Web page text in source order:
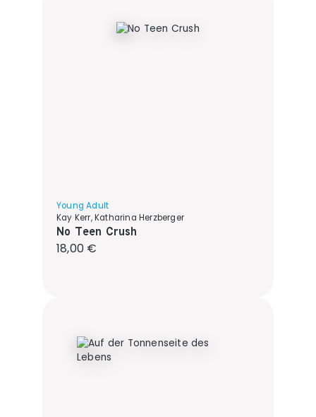
Young Adult
Kay Kerr, Katharina Herzberger
No Teen Crush
Regulärer Preis:
18,00 €